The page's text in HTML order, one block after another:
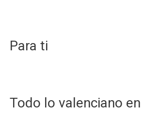
Para ti
Todo lo valenciano